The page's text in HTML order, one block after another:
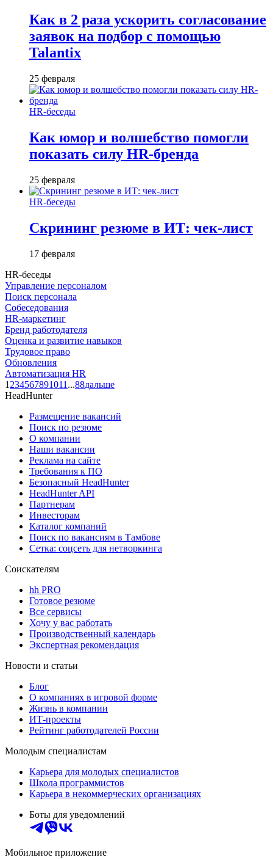
Как в 2 раза ускорить согласование
заявок на подбор с помощью
Talantix
25 февраля
HR-беседы
Как юмор и волшебство помогли
показать силу HR-бренда
25 февраля
HR-беседы
Скрининг резюме в ИТ: чек-лист
17 февраля
HR-беседы
Управление персоналом
Поиск персонала
Собеседования
HR-маркетинг
Бренд работодателя
Оценка и развитие навыков
Трудовое право
Обновления
Автоматизация HR
1 234567891011 ...88дальше
HeadHunter
Размещение вакансий
Поиск по резюме
О компании
Наши вакансии
Реклама на сайте
Требования к ПО
Безопасный HeadHunter
HeadHunter API
Партнерам
Инвесторам
Каталог компаний
Поиск по вакансиям в Тамбове
Сетка: соцсеть для нетворкинга
Соискателям
hh PRO
Готовое резюме
Все сервисы
Хочу у вас работать
Производственный календарь
Экспертная рекомендация
Новости и статьи
Блог
О компаниях в игровой форме
Жизнь в компании
ИТ-проекты
Рейтинг работодателей России
Молодым специалистам
Карьера для молодых специалистов
Школа программистов
Карьера в некоммерческих организациях
Боты для уведомлений
Мобильное приложение